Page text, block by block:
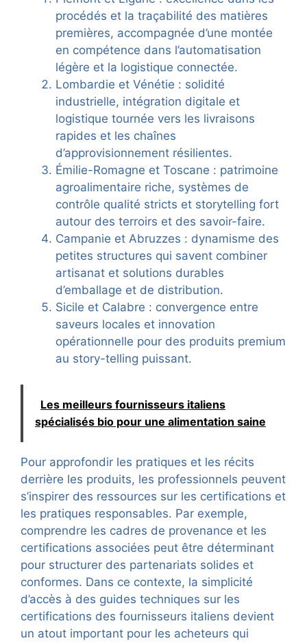
procédés et la traçabilité des matières
premières, accompagnée d’une montée
en compétence dans l’automatisation
légère et la logistique connectée.
Lombardie et Vénétie : solidité
industrielle, intégration digitale et
logistique tournée vers les livraisons
rapides et les chaînes
d’approvisionnement résilientes.
Émilie-Romagne et Toscane : patrimoine
agroalimentaire riche, systèmes de
contrôle qualité stricts et storytelling fort
autour des terroirs et des savoir-faire.
Campanie et Abruzzes : dynamisme des
petites structures qui savent combiner
artisanat et solutions durables
d’emballage et de distribution.
Sicile et Calabre : convergence entre
saveurs locales et innovation
opérationnelle pour des produits premium
au story-telling puissant.
Les meilleurs fournisseurs italiens
spécialisés bio pour une alimentation saine
Pour approfondir les pratiques et les récits
derrière les produits, les professionnels peuvent
s’inspirer des ressources sur les certifications et
les pratiques responsables. Par exemple,
comprendre les cadres de provenance et les
certifications associées peut être déterminant
pour structurer des partenariats solides et
conformes. Dans ce contexte, la simplicité
d’accès à des guides techniques sur les
certifications des fournisseurs italiens devient
un atout important pour les acheteurs qui